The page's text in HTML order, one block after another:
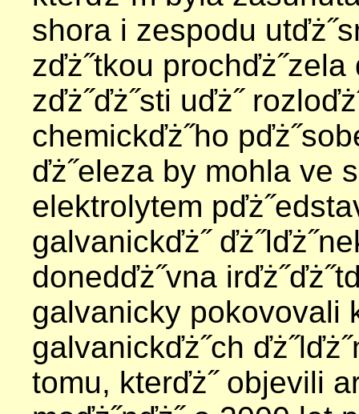
shora i zespodu
zďż˝tkou prochďż˝zela
zďż˝ďż˝sti uďż˝
chemickďż˝ho
ďż˝eleza by mohla ve
elektrolytem
galvanickďż˝
donedďż˝vna
galvanicky pokovovali
galvanickďż˝ch
tomu, kterďż˝ objevili